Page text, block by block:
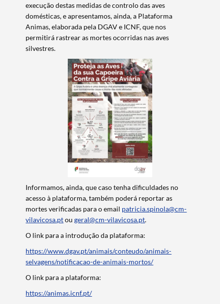
Termo de Pesquisa
Categorias gerais
Filtros
execução destas medidas de controlo das aves
domésticas, e apresentamos, ainda, a Plataforma
Animas, elaborada pela DGAV e ICNF, que nos
permitirá rastrear as mortes ocorridas nas aves
silvestres.
Informamos, ainda, que caso tenha dificuldades no
acesso à plataforma, também poderá reportar as
mortes verificadas para o email patricia.spinola@cm-
vilavicosa.ptougeral@cm-vilavicosa.pt.
O link para a introdução da plataforma:
https://www.dgav.pt/animais/conteudo/animais-
selvagens/notificacao-de-animais-mortos/
O link para a plataforma:
https://animas.icnf.pt/